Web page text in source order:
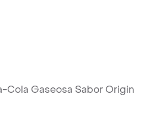
Cola Gaseosa Sabor Original